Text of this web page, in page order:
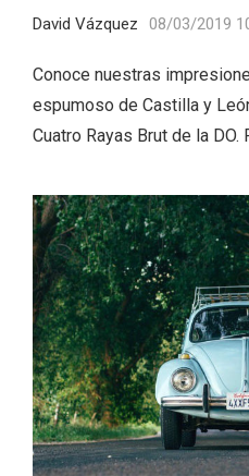
David Vázquez 08/03/2019
Conoce nuestras
espumoso de Castilla y
Cuatro Rayas Brut de la DO.
Fiesta de los
y Feria de Artesanía